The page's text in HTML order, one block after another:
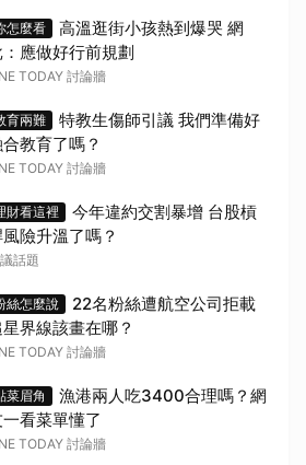
怎麼看
高溫逛街小孩熱到爆哭 網
應做好行前規劃
TODAY 討論牆
育兩難
特教生傷師引議 我們準備好
教育了嗎？
TODAY 討論牆
財看這裡
今年違約交割暴增 台股槓
險升溫了嗎？
話題
絲怎麼說
22名粉絲遭航空公司拒載
界線該畫在哪？
TODAY 討論牆
菜眉角
漁港兩人吃3400合理嗎？網
看菜單懂了
TODAY 討論牆